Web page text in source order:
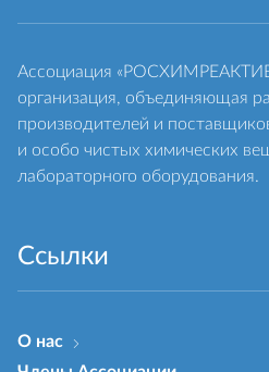
Ассоциация
организация, объединяющая
производителей и
и особо чистых химических
лабораторного оборудования.
Ссылки
О нас